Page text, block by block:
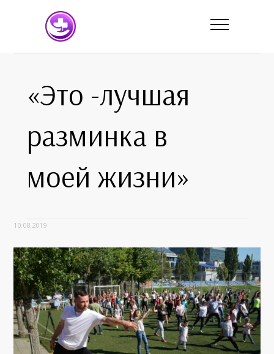
«Это -лучшая
разминка в
моей жизни»
10.08.2019